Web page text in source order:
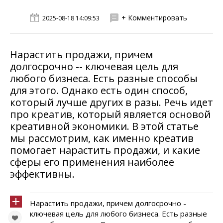
2025-08-18 14:09:53 + Комментировать
Нарастить продажи, причем
долгосрочно -- ключевая цель для
любого бизнеса. Есть разные способы
для этого. Однако есть один способ,
который лучше других в разы. Речь идет
про креатив, который является основой
креативной экономики. В этой статье
мы рассмотрим, как именно креатив
помогает нарастить продажи, и какие
сферы его применения наиболее
эффективны.
Нарастить продажи, причем долгосрочно -
ключевая цель для любого бизнеса. Есть разные